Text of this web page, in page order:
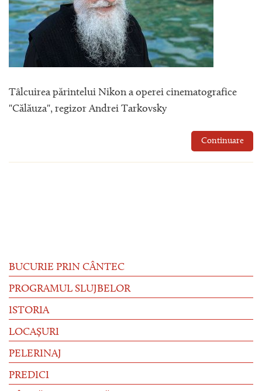
Tâlcuirea părintelui Nikon a operei cinematografice
"Călăuza", regizor Andrei Tarkovsky
Continuare
BUCURIE PRIN CÂNTEC
PROGRAMUL SLUJBELOR
ISTORIA
LOCAȘURI
PELERINAJ
PREDICI